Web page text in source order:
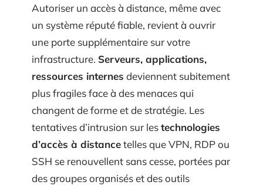
Autoriser un accès à distance, même avec
un système réputé fiable, revient à ouvrir
une porte supplémentaire sur votre
infrastructure. Serveurs, applications,
ressources internes deviennent subitement
plus fragiles face à des menaces qui
changent de forme et de stratégie. Les
tentatives d’intrusion sur lestechnologies
d’accès à distancetelles que VPN, RDP ou
SSH se renouvellent sans cesse, portées par
des groupes organisés et des outils